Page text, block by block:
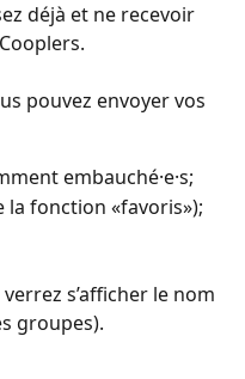
déjà et ne recevoir
pouvez envoyer vos
embauché·e·s;
la fonction «favoris»);
s’afficher le nom
groupes).